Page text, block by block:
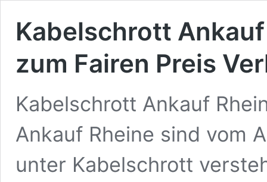
Kabelschrott
zum Fairen Preis
Kabelschrott Ankauf
Ankauf Rheine sind vom
unter Kabelschrott